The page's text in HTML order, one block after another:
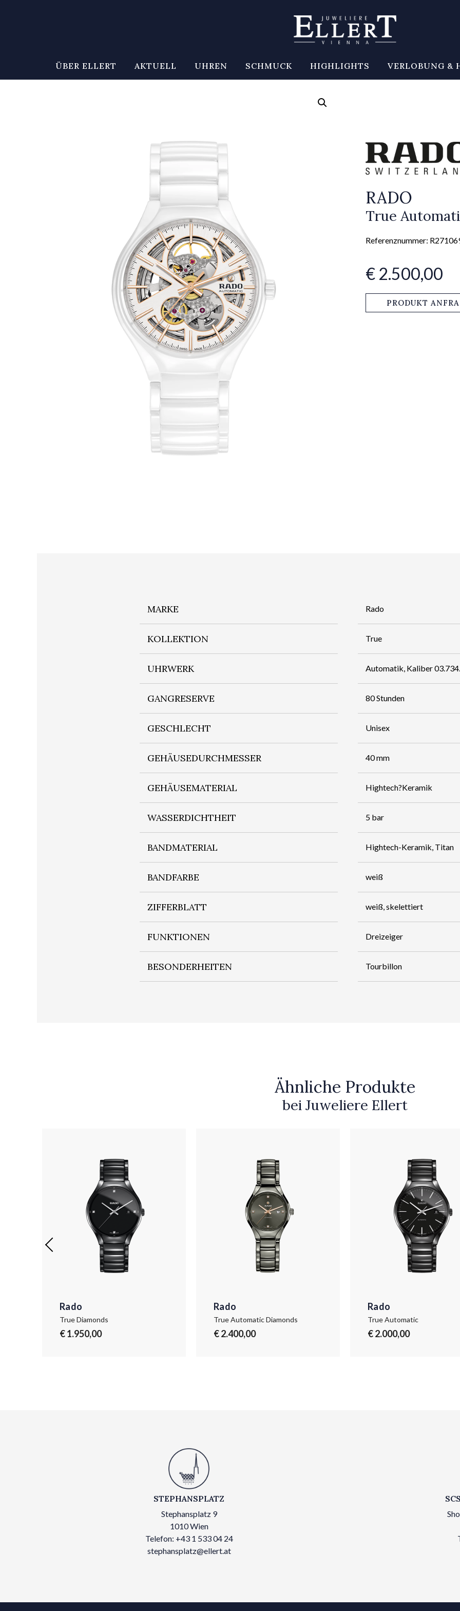
ÜBER ELLERT AKTUELL UHREN SCHMUCK HIGHLIGHTS VERLOBUNG &
RADO
True
Referenznummer:
€ 2.500,00
PRODUKT
MARKE Rado
KOLLEKTION True
UHRWERK Automatik, Kaliber
GANGRESERVE 80 Stunden
GESCHLECHT Unisex
GEHÄUSEDURCHMESSER 40 mm
GEHÄUSEMATERIAL Hightech?Keramik
WASSERDICHTHEIT 5 bar
BANDMATERIAL Hightech-Keramik, Titan
BANDFARBE weiß
ZIFFERBLATT weiß, skelettiert
FUNKTIONEN Dreizeiger
BESONDERHEITEN Tourbillon
Ähnliche Produkte
bei Juweliere Ellert
Rado
True Diamonds
€ 1.950,00
Rado
True Automatic Diamonds
€ 2.400,00
Rado
True Automatic
€ 2.000,00
STEPHANSPLATZ
Stephansplatz 9
1010 Wien
Telefon: +43 1 533 04 24
stephansplatz@ellert.at